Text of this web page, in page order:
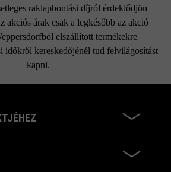
raklapbontási díjról érdeklődjön
akciós árak csak a legkésőbb az akció
elszállított termékekre
időkről kereskedőjénél tud felvilágosítást
kapni.